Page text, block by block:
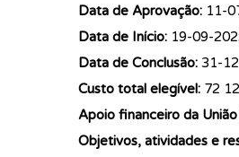
Data de Aprovação: 11-
Data de Início: 19-09-
Data de Conclusão: 31-
Custo total elegível: 72
Apoio financeiro da
Objetivos, atividades e